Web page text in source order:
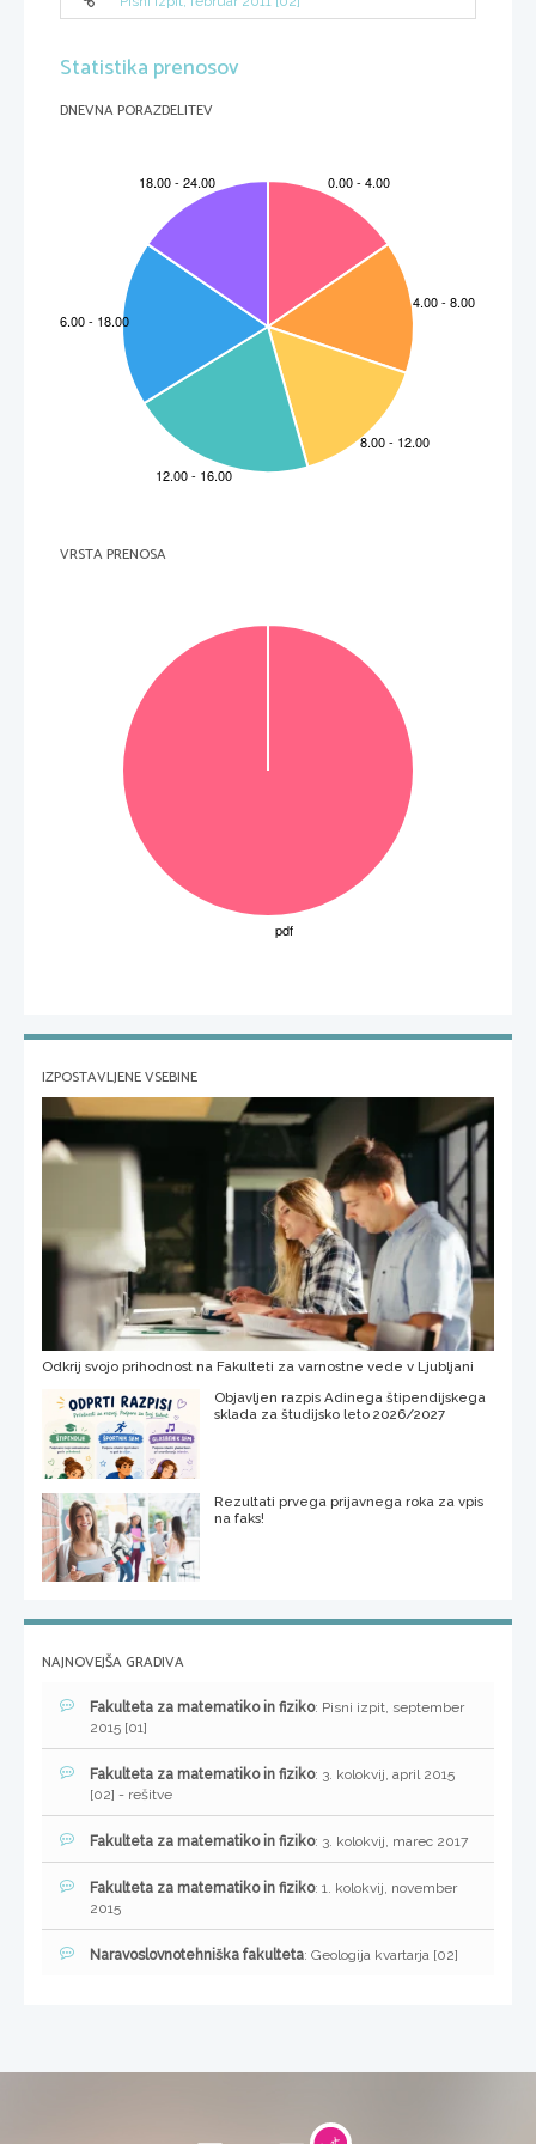
Statistika prenosov
DNEVNA PORAZDELITEV
VRSTA PRENOSA
IZPOSTAVLJENE VSEBINE
Odkrij svojo prihodnost na Fakulteti za varnostne vede v Ljubljani
Objavljen razpis Adinega štipendijskega
sklada za študijsko leto 2026/2027
Rezultati prvega prijavnega roka za vpis
na faks!
NAJNOVEJŠA GRADIVA
Fakulteta za matematiko in fiziko: Pisni izpit, september
2015 [01]
Fakulteta za matematiko in fiziko: 3. kolokvij, april 2015
[02] - rešitve
Fakulteta za matematiko in fiziko: 3. kolokvij, marec 2017
Fakulteta za matematiko in fiziko: 1. kolokvij, november
2015
Naravoslovnotehniška fakulteta: Geologija kvartarja [02]